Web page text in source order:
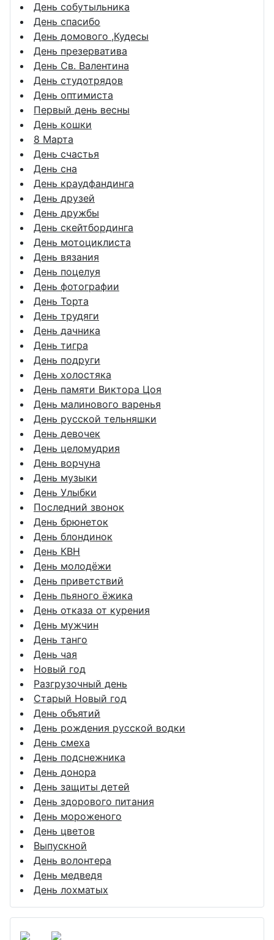
День собутыльника
День спасибо
День домового ,Кудесы
День презерватива
День Св. Валентина
День студотрядов
День оптимиста
Первый день весны
День кошки
8 Марта
День счастья
День сна
День краудфандинга
День друзей
День дружбы
День скейтбординга
День мотоциклиста
День вязания
День поцелуя
День фотографии
День Торта
День трудяги
День дачника
День тигра
День подруги
День холостяка
День памяти Виктора Цоя
День малинового варенья
День русской тельняшки
День девочек
День целомудрия
День ворчуна
День музыки
День Улыбки
Последний звонок
День брюнеток
День блондинок
День КВН
День молодёжи
День приветствий
День пьяного ёжика
День отказа от курения
День мужчин
День танго
День чая
Новый год
Разгрузочный день
Старый Новый год
День объятий
День рождения русской водки
День смеха
День подснежника
День донора
День защиты детей
День здорового питания
День мороженого
День цветов
Выпускной
День волонтера
День медведя
День лохматых